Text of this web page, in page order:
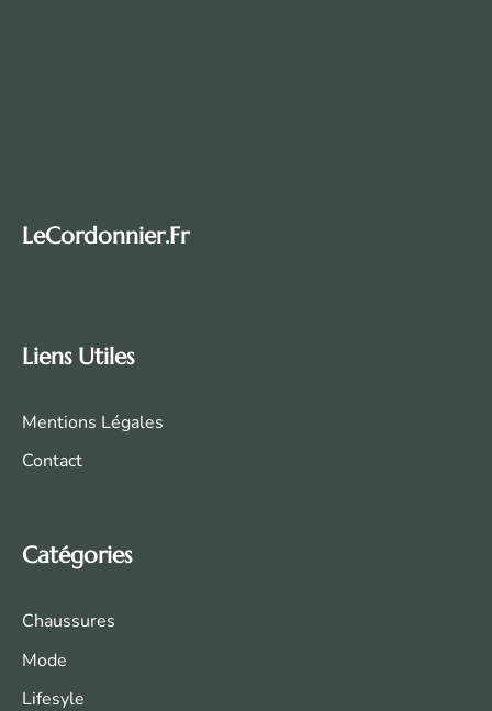
LeCordonnier.fr
Liens Utiles
Mentions Légales
Contact
Catégories
Chaussures
Mode
Lifesyle